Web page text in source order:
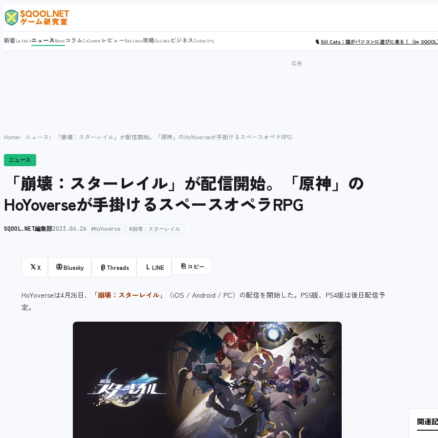
新着LatestニュースNews コラムColumns レビューReviews攻略Guides ビジネスIndustry 🐈Sill Cats：猫がパソコンに遊びに来る！（by
Home ニュース 「崩壊：スターレイル」が配信開始。「原神」のHoYoverseが手掛けるスペースオペラRPG
ニュース
「崩壊：スターレイル」が配信開始。「原神」の
HoYoverseが手掛けるスペースオペラRPG
SQOOL.NET編集部2023.04.26 #HoYoverse #崩壊：スターレイル
𝕏X 🦋Bluesky @ Threads L LINE ⎘ コピー
HoYoverseは4月26日、 「崩壊：スターレイル」
（iOS / Android / PC）の配信を開始した。PS5版、PS4版は後日配信予
定。
関連